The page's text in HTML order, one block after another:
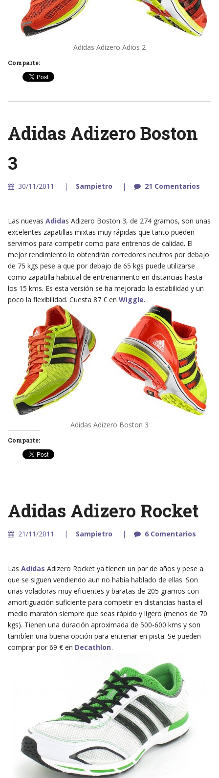
Adidas Adizero Adios 2
Comparte:
Adidas Adizero Boston
3
30/11/2011 Sampietro 21 Comentarios
Las nuevas Adidas Adizero Boston 3, de 274 gramos, son unas
excelentes zapatillas mixtas muy rápidas que tanto pueden
servirnos para competir como para entrenos de calidad. El
mejor rendimiento lo obtendrán corredores neutros por debajo
de 75 kgs pese a que por debajo de 65 kgs puede utilizarse
como zapatilla habitual de entrenamiento en distancias hasta
los 15 kms. Es esta versión se ha mejorado la estabilidad y un
poco la flexibilidad. Cuesta 87 € en Wiggle.
Adidas Adizero Boston 3
Comparte:
Adidas Adizero Rocket
21/11/2011 Sampietro 6 Comentarios
Las Adidas Adizero Rocket ya tienen un par de años y pese a
que se siguen vendiendo aun no había hablado de ellas. Son
unas voladoras muy eficientes y baratas de 205 gramos con
amortiguación suficiente para competir en distancias hasta el
medio maratón siempre que seas rápido y ligero (menos de 70
kgs). Tienen una duración aproximada de 500-600 kms y son
tambíen una buena opción para entrenar en pista. Se pueden
comprar por 69 € en Decathlon.